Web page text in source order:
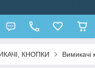
КНОПКИ Вимикачі